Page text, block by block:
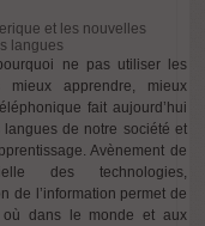
et les nouvelles
langues
ne pas utiliser les
mieux apprendre, mieux
fait aujourd’hui
langues de notre société et
Avènement de
des technologies,
de l’information permet de
où dans le monde et aux